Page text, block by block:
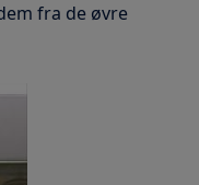
fra de øvre